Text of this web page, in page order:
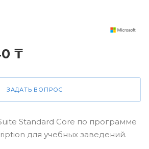
₸
ЗАДАТЬ ВОПРОС
Standard Core по программе
для учебных заведений.